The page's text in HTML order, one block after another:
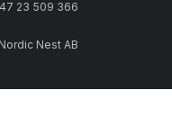
23 509 366
Nest AB